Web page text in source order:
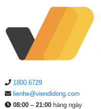
1800.6729
lienhe@viendidong.com
08:00 – 21:00 hàng ngày